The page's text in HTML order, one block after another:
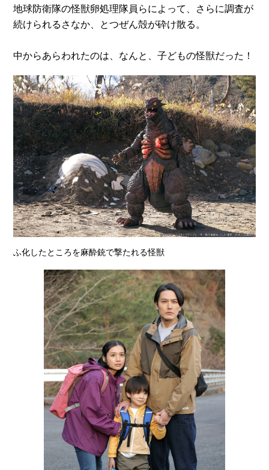
地球防衛隊の怪獣卵処理隊員らによって、さらに調査が
続けられるさなか、とつぜん殻が砕け散る。
中からあらわれたのは、なんと、子どもの怪獣だった！
ふ化したところを麻酔銃で撃たれる怪獣